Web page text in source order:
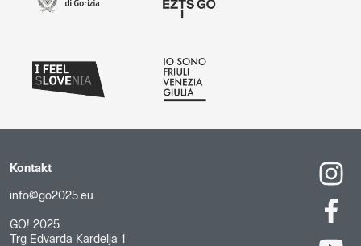
Kontakt
info@go2025.eu
GO! 2025
Trg Edvarda Kardelja 1